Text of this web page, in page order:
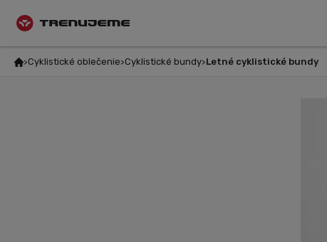
Cyklistické oblečenie Cyklistické bundy Letné cyklistické bundy